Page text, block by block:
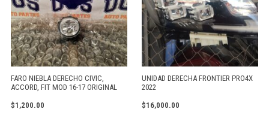
FARO NIEBLA DERECHO CIVIC,
ACCORD, FIT MOD 16-17 ORIGINAL
$1,200.00
UNIDAD DERECHA FRONTIER PRO4X
2022
$16,000.00